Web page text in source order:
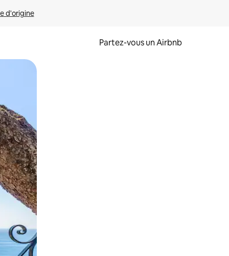
d'origine
Partez-vous un Airbnb
en les faisant glisser.